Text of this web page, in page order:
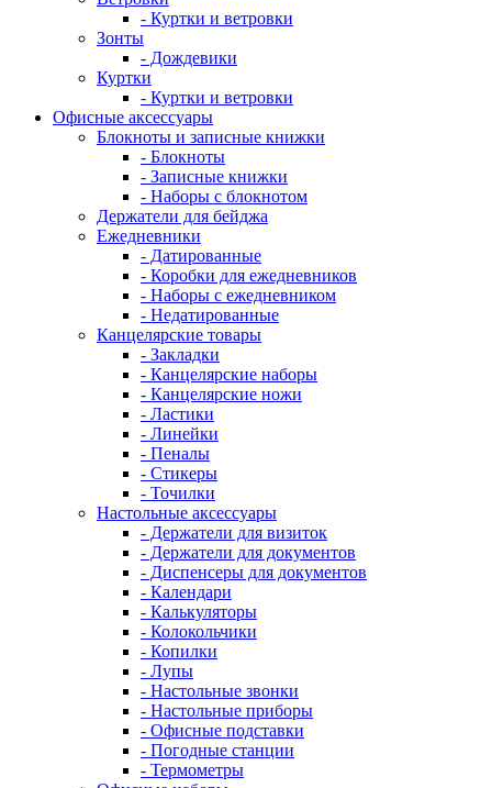
- Куртки и ветровки
Зонты
- Дождевики
Куртки
- Куртки и ветровки
Офисные аксессуары
Блокноты и записные книжки
- Блокноты
- Записные книжки
- Наборы с блокнотом
Держатели для бейджа
Ежедневники
- Датированные
- Коробки для ежедневников
- Наборы с ежедневником
- Недатированные
Канцелярские товары
- Закладки
- Канцелярские наборы
- Канцелярские ножи
- Ластики
- Линейки
- Пеналы
- Стикеры
- Точилки
Настольные аксессуары
- Держатели для визиток
- Держатели для документов
- Диспенсеры для документов
- Календари
- Калькуляторы
- Колокольчики
- Копилки
- Лупы
- Настольные звонки
- Настольные приборы
- Офисные подставки
- Погодные станции
- Термометры